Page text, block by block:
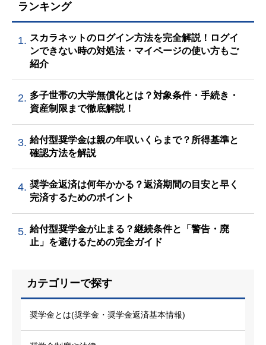
ランキング
1. スカラネットのログイン方法を完全解説！ログイ
ンできない時の対処法・マイページの使い方もご
紹介
2. 多子世帯の大学無償化とは？対象条件・手続き・
資産制限まで徹底解説！
3. 給付型奨学金は親の年収いくらまで？所得基準と
確認方法を解説
4. 奨学金返済は何年かかる？返済期間の目安と早く
完済するためのポイント
5. 給付型奨学金が止まる？継続条件と「警告・廃
止」を避けるための完全ガイド
カテゴリーで探す
奨学金とは(奨学金・奨学金返済基本情報)